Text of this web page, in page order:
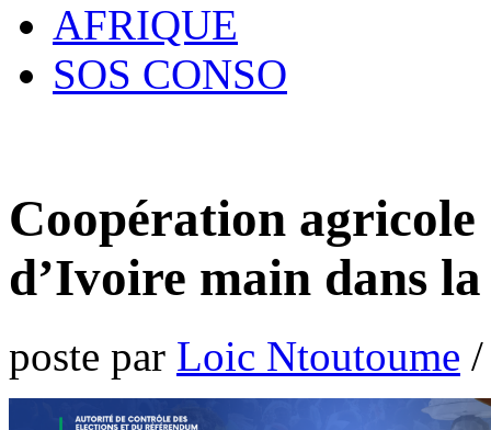
AFRIQUE
SOS CONSO
Coopération
d’Ivoire main dans
poste par Loic Ntoutoume